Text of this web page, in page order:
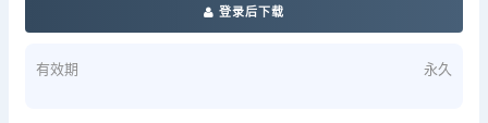
登录后下载
有效期 永久